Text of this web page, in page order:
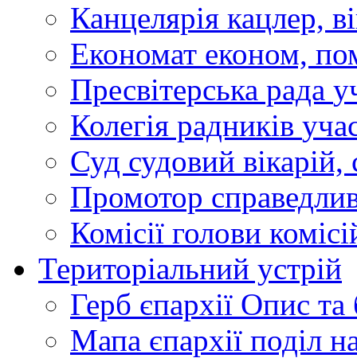
Канцелярія кацлер,
Економат економ,
Пресвітерська рада
Колегія радників
Суд судовий вікарій,
Промотор
Комісії голови
Територіальний устрій
Герб єпархії Опис та
Мапа єпархії поділ